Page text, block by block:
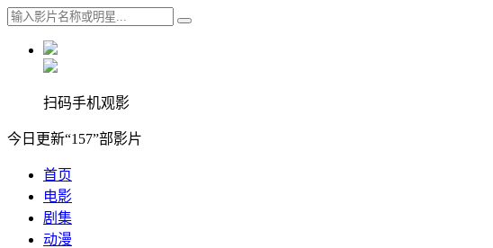
扫码手机观影
今日更新“157”部影片
首页
电影
剧集
动漫